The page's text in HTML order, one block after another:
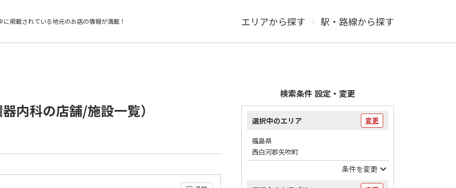
に掲載されている地元のお店の情報が満載！ エリアから探す 駅・路線から探す
内科の店舗/施設一覧）
検索条件 設定・変更
選択中のエリア 変更
福島県
西白河郡矢吹町
条件を変更